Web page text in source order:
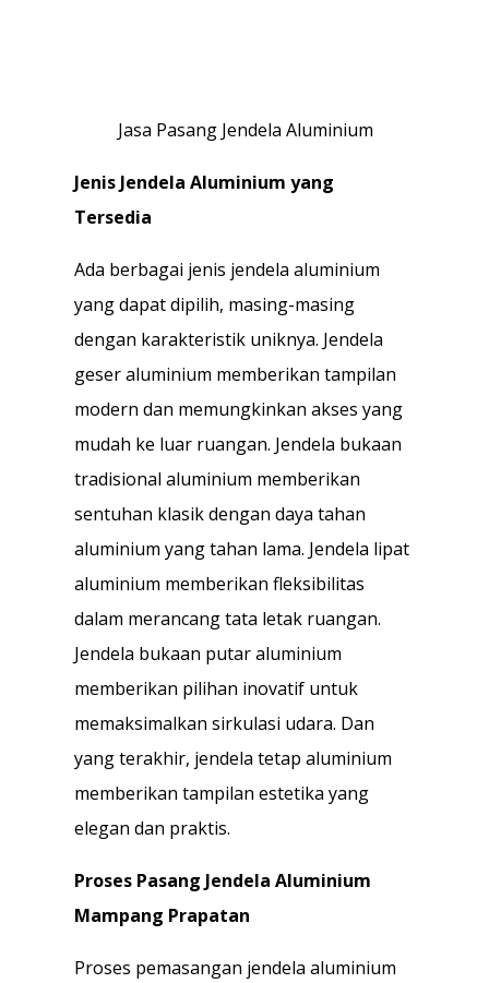
Jasa Pasang Jendela Aluminium
Jenis Jendela Aluminium yang
Tersedia
Ada berbagai jenis jendela aluminium
yang dapat dipilih, masing-masing
dengan karakteristik uniknya. Jendela
geser aluminium memberikan tampilan
modern dan memungkinkan akses yang
mudah ke luar ruangan. Jendela bukaan
tradisional aluminium memberikan
sentuhan klasik dengan daya tahan
aluminium yang tahan lama. Jendela lipat
aluminium memberikan fleksibilitas
dalam merancang tata letak ruangan.
Jendela bukaan putar aluminium
memberikan pilihan inovatif untuk
memaksimalkan sirkulasi udara. Dan
yang terakhir, jendela tetap aluminium
memberikan tampilan estetika yang
elegan dan praktis.
Proses Pasang Jendela Aluminium
Mampang Prapatan
Proses pemasangan jendela aluminium